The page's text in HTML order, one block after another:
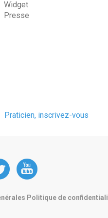
Widget
Presse
Praticien, inscrivez-vous
atPolitique de